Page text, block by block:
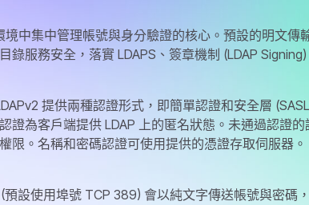
境中集中管理帳號與身分驗證的核心。預設的明文傳
錄服務安全，落實 LDAPS、簽章機制 (LDAP
提供兩種認證形式，即簡單認證和安全層
證為客戶端提供 LDAP 上的匿名狀態。未通過認證
限。名稱和密碼認證可使用提供的憑證存取伺服器。
預設使用埠號 TCP 389) 會以純文字傳送帳號與密碼